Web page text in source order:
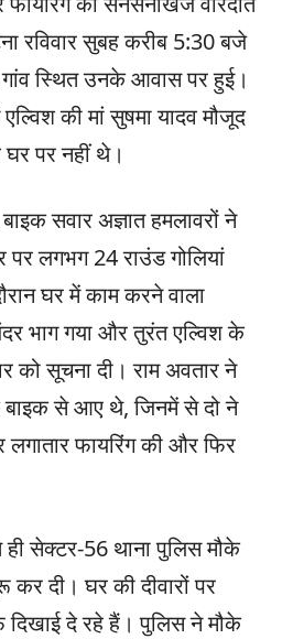
रविवार सुबह करीब 5:30 बजे
गांव स्थित उनके आवास पर हुई।
की मां सुषमा यादव मौजूद
पर नहीं थे।
सवार अज्ञात हमलावरों ने
लगभग 24 राउंड गोलियां
घर में काम करने वाला
भाग गया और तुरंत एल्विश के
को सूचना दी। राम अवतार ने
बाइक से आए थे, जिनमें से दो ने
फायरिंग की और फिर
सेक्टर-56 थाना पुलिस मौके
दी। घर की दीवारों पर
दिखाई दे रहे हैं। पुलिस ने मौके